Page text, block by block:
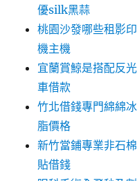
優silk黑蒜
桃園沙發哪些租影
機主機
宜蘭賞鯨是搭配反
車借款
竹北借錢專門綿綿
脂價格
新竹當鋪專業非石
貼借錢